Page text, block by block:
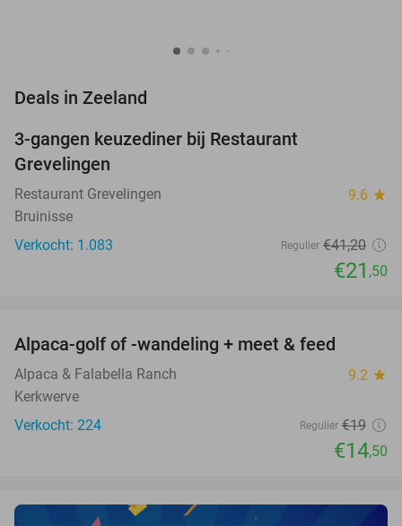
Deals in Zeeland
3-gangen keuzediner bij Restaurant
Grevelingen
Restaurant Grevelingen 9.6 star
Bruinisse
Verkocht: 1.083
Regulier €41,20
€21 ,50
Alpaca-golf of -wandeling + meet & feed
Alpaca & Falabella Ranch 9.2 star
Kerkwerve
Verkocht: 224
Regulier €19
€14,50